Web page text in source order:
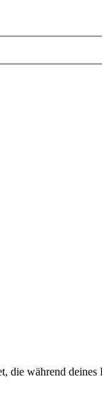
während deines